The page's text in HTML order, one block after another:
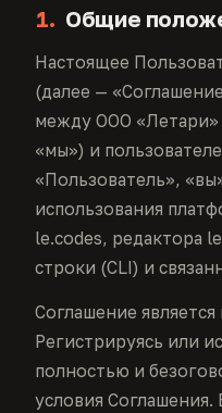
1. Общие
Настоящее
(далее —
между ООО «Летари»
«мы») и
«Пользователь»,
использования
le.codes, редактора
строки (CLI) и
Соглашение
Регистрируясь или
полностью и
условия Соглашения.